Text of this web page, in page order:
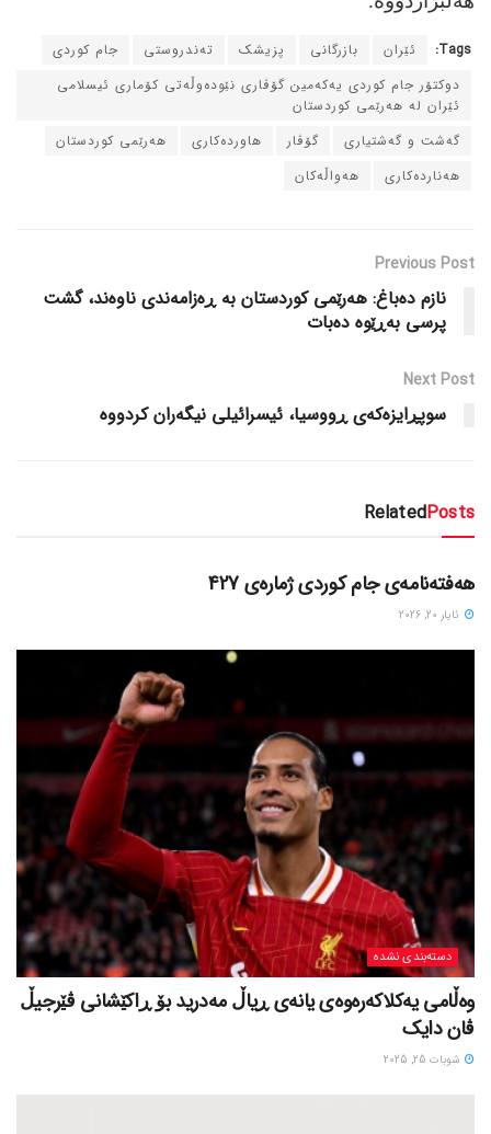
Tags: ئێران بازرگانی پزیشک ته‌ندروستی
جام کوردی
دوکتۆر جام کوردی یه‌که‌مین گۆڤاری نێوده‌وڵه‌تی کۆماری ئیسلامی
ئێران له‌ هه‌رێمی کوردستان
گه‌شت و گه‌شتیاری
گۆڤار هاورده‌کاری
هه‌رێمی کوردستان
هه‌نارده‌کاری
هه‌واڵه‌کان
Previous Post
نازم ده‌باغ: هه‌رێمی کوردستان به‌ ڕه‌زامه‌ندی ناوه‌ند، گشت
پرسی به‌ڕێوه‌ ده‌بات
Next Post
سوپڕایزه‌که‌ی ڕووسیا، ئیسرائیلی نیگه‌ران کردووه‌
RelatedPosts
دسته‌بندی نشده
هەفتەنامەی جام کوردی ژمارەی 427
ئایار 20, 2026
دسته‌بندی نشده
وەڵامی یەکلاکەرەوەی یانەی ڕیاڵ مەدرید بۆ ڕاکێشانی ڤێرجیڵ
ڤان دایک
شوبات 25, 2025